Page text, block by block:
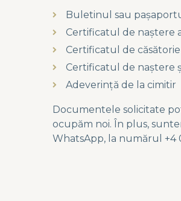
Buletinul sau
Certificatul de naștere
Certificatul de
Certificatul de naștere
Adeverință de la cimitir
Documentele solicitate
ocupăm noi. În plus,
WhatsApp, la numărul +4